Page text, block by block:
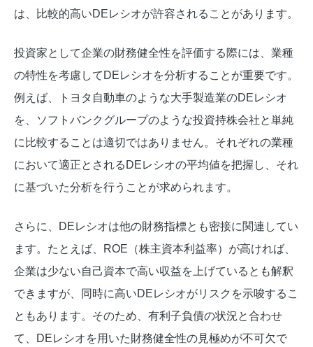
は、比較的高いDEレシオが許容されることがあります。
投資家として企業の財務健全性を評価する際には、業種
の特性を考慮してDEレシオを分析することが重要です。
例えば、トヨタ自動車のような大手製造業のDEレシオ
を、ソフトバンクグループのような投資持株会社と単純
に比較することは適切ではありません。それぞれの業種
において適正とされるDEレシオの平均値を把握し、それ
に基づいた分析を行うことが求められます。
さらに、DEレシオは他の財務指標とも密接に関連してい
ます。たとえば、ROE（株主資本利益率）が高ければ、
企業は少ない自己資本で高い収益を上げているとも解釈
できますが、同時に高いDEレシオがリスクを示唆するこ
ともあります。そのため、有利子負債の状況と合わせ
て、DEレシオを用いた財務健全性の見極めが不可欠で